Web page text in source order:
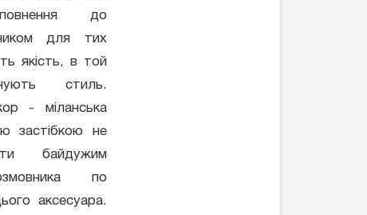
до
для тих
якість, в той
стиль.
- міланська
застібкою не
байдужим
по
аксесуара.